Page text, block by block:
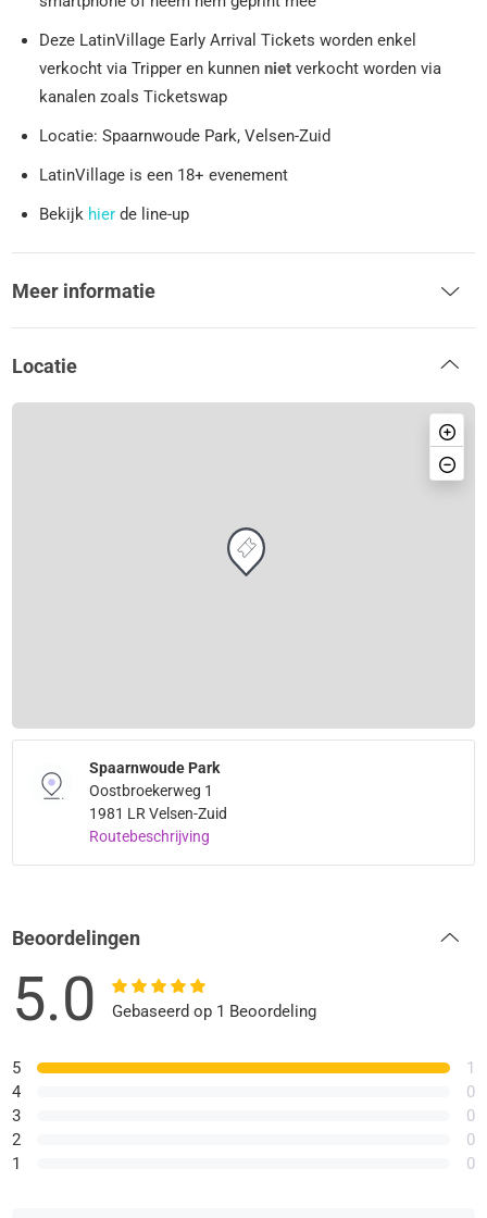
Deze LatinVillage Early Arrival Tickets worden enkel
verkocht via Tripper en kunnenniet verkocht worden via
kanalen zoals Ticketswap
Locatie: Spaarnwoude Park, Velsen-Zuid
LatinVillage is een 18+ evenement
Bekijk hier de line-up
Meer informatie
Locatie
Spaarnwoude Park
Oostbroekerweg 1
1981 LR Velsen-Zuid
Routebeschrijving
Beoordelingen
5.0 Gebaseerd op 1 Beoordeling
5
4
3
2
1
1
0
0
0
0